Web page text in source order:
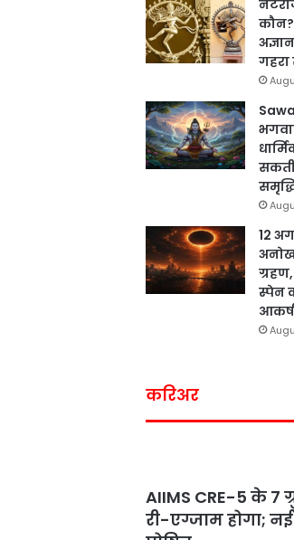
कौन?
12
स्पेन
करिअर
AIIMS CRE-5 के 7
री-एग्जाम होगा;